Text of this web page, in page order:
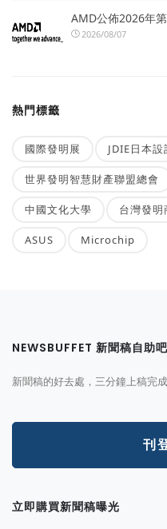
AMD公佈2026年
2026/08/07
熱門標籤
國際發明展 JDIE日本
世界發明智慧財產聯盟總會
中國文化大學 台灣發明
ASUS Microchip
NEWSBUFFET 新聞稿自助吧
新聞稿的好去處，三分鐘上稿完
刊
立即購買新聞稿曝光